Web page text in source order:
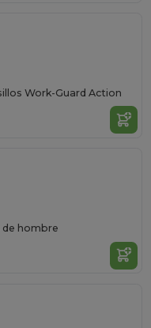
Work-Guard Action
hombre